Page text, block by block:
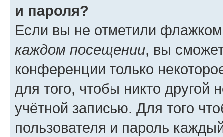
и пароля?
Если вы не отметили
каждом посещении, вы
конференции только
для того, чтобы никто другой
учётной записью. Для того
пользователя и пароль